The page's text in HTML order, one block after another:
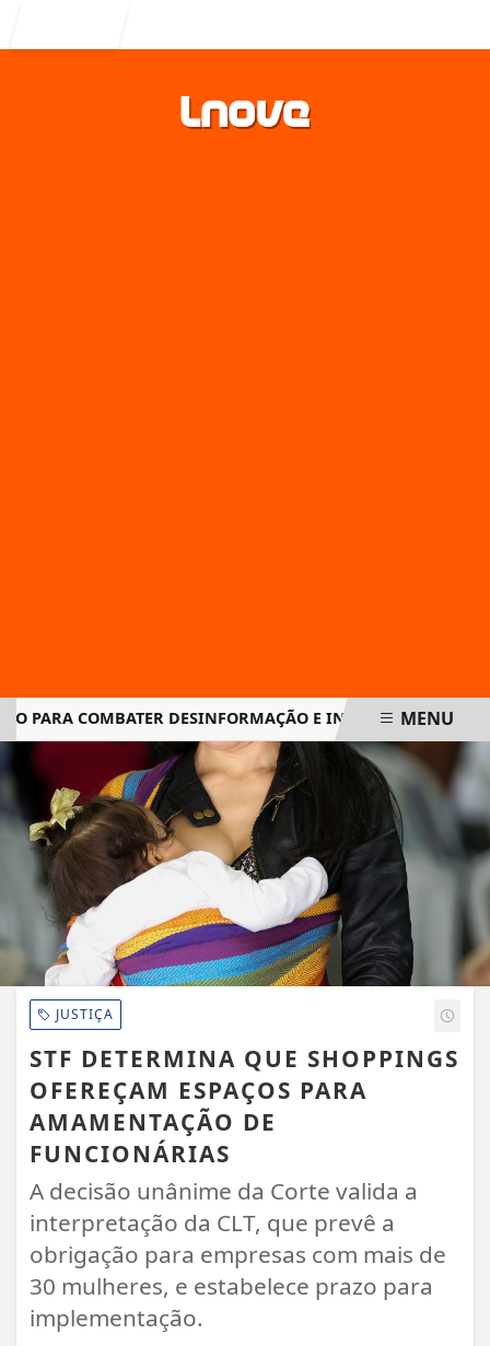
COMBATER DESINFORMAÇÃO E INTELIGÊNCIAMENU
JUSTIÇA
STF DETERMINA QUE SHOPPINGS
OFEREÇAM ESPAÇOS PARA
AMAMENTAÇÃO DE
FUNCIONÁRIAS
A decisão unânime da Corte valida a
interpretação da CLT, que prevê a
obrigação para empresas com mais de
30 mulheres, e estabelece prazo para
implementação.